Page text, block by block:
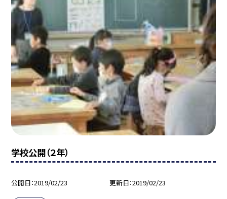
学校公開（２年）
公開日 2019/02/23 更新日 2019/02/23